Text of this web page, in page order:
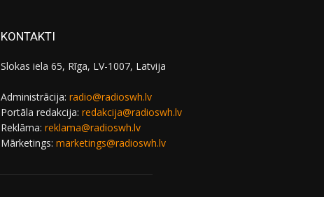
KONTAKTI
Slokas iela 65, Rīga, LV-1007, Latvija
Administrācija: radio@radioswh.lv
Portāla redakcija: redakcija@radioswh.lv
Reklāma: reklama@radioswh.lv
Mārketings: marketings@radioswh.lv